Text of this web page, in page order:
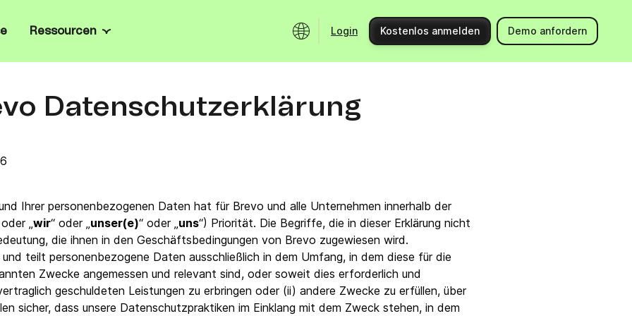
E-Mail
Web & Mobile Push
Live Chat
Chatbot
Wallet
ganz einfach.
und fördere
Lösungen mit den
API, den SDKs und
Brevo.
Ressourcen
Blog
Newsletter-Vorlagen
E-Mail Marketing Softwares
Mailchimp-Alternativen
Gratis Marketing-Tools
Events
Partnerprogramm
Jetzt Expert:in beauftragen
Login Kostenlos anmelden Demo anfordern
Datenschutzerklärung
Ihrer personenbezogenen Daten hat für Brevo und alle Unternehmen innerhalb der
„wir“ oder „unser(e)“ oder „uns“) Priorität. Die Begriffe, die in dieser Erklärung nicht
die ihnen in den Geschäftsbedingungen von Brevo zugewiesen wird.
teilt personenbezogene Daten ausschließlich in dem Umfang, in dem diese für die
Zwecke angemessen und relevant sind, oder soweit dies erforderlich und
geschuldeten Leistungen zu erbringen oder (ii) andere Zwecke zu erfüllen, über
sicher, dass unsere Datenschutzpraktiken im Einklang mit dem Zweck stehen, in dem